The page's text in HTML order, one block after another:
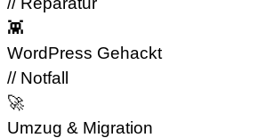
👾
WordPress Gehackt
// Notfall
🚀
Umzug & Migration